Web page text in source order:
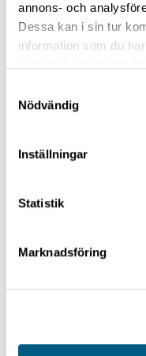
annons- och
Dessa kan i sin tur
information som du
Nödvändig
Inställningar
Statistik
Marknadsföring
Sink Bins